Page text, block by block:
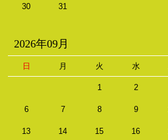
30 31
2026年09月
日 月 火 水
1 2
6 7 8 9
13 14 15 16